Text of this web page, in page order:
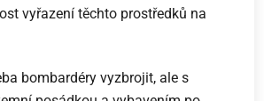
vyřazení těchto prostředků na
bombardéry vyzbrojit, ale s